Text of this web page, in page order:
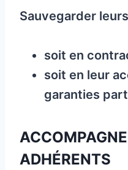
Sauvegarder
soit en
soit en leur
garanties
ADHÉRENTS